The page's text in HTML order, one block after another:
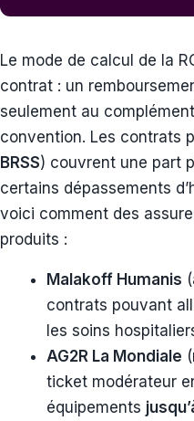
Le mode de calcul de la
contrat : un
seulement au
convention. Les contrats
BRSS) couvrent une part
certains dépassements
voici comment des
produits :
Malakoff Humanis
contrats pouvant
les soins
AG2R La Mondiale
ticket modérateur
équipements